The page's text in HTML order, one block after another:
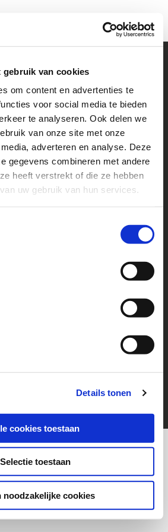
gebruik van cookies
om content en advertenties te
voor social media te bieden
te analyseren. Ook delen we
van onze site met onze
adverteren en analyse. Deze
gegevens combineren met andere
heeft verstrekt of die ze hebben
uw gebruik van hun services.
Details tonen
cookies toestaan
Selectie toestaan
noodzakelijke cookies